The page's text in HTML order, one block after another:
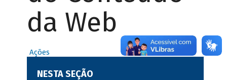
da Web
Ações
NESTA SEÇÃO